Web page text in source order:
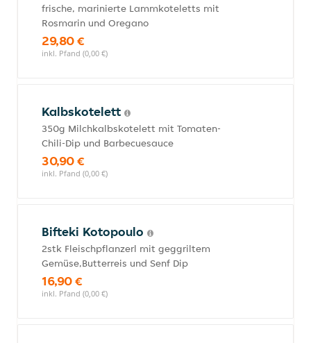
frische, marinierte Lammkoteletts mit
Rosmarin und Oregano
29,80 €
inkl. Pfand (0,00 €)
Kalbskotelett
350g Milchkalbskotelett mit Tomaten-
Chili-Dip und Barbecuesauce
30,90 €
inkl. Pfand (0,00 €)
Bifteki Kotopoulo
2stk Fleischpflanzerl mit geggriltem
Gemüse,Butterreis und Senf Dip
16,90 €
inkl. Pfand (0,00 €)